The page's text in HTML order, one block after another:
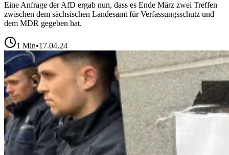
Eine Anfrage der AfD ergab nun, dass es Ende März zwei Treffen
zwischen dem sächsischen Landesamt für Verfassungsschutz und
dem MDR gegeben hat.
1 Min•17.04.24